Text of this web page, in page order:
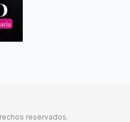
reservados.